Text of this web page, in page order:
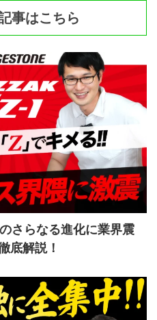
事はこちら
さらなる進化に業界震
底解説！